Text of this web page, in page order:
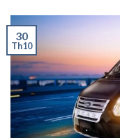
30
Th10